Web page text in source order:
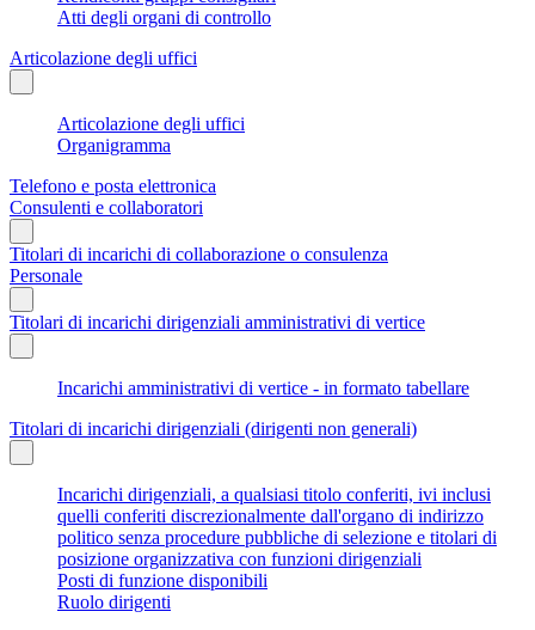
Atti degli organi di controllo
Articolazione degli uffici
Articolazione degli uffici
Organigramma
Telefono e posta elettronica
Consulenti e collaboratori
Titolari di incarichi di collaborazione o consulenza
Personale
Titolari di incarichi dirigenziali amministrativi di vertice
Incarichi amministrativi di vertice - in formato tabellare
Titolari di incarichi dirigenziali (dirigenti non generali)
Incarichi dirigenziali, a qualsiasi titolo conferiti, ivi inclusi
quelli conferiti discrezionalmente dall'organo di indirizzo
politico senza procedure pubbliche di selezione e titolari di
posizione organizzativa con funzioni dirigenziali
Posti di funzione disponibili
Ruolo dirigenti